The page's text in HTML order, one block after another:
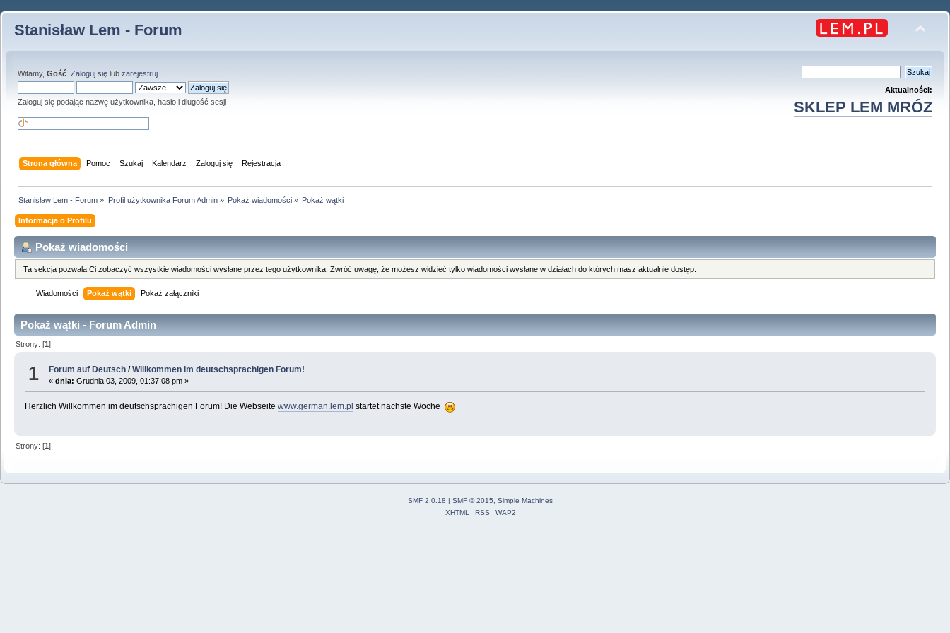
Stanisław Lem - Forum
Witamy, Gość Zaloguj się lub zarejestruj
Zaloguj się podając nazwę użytkownika, hasło i długość sesji
Aktualności:
SKLEP LEM MRÓZ
Strona główna Pomoc Szukaj Kalendarz Zaloguj się Rejestracja
Stanisław Lem - Forum » Profil użytkownika Forum Admin» Pokaż wiadomości» Pokaż wątki
Informacja o Profilu
Pokaż wiadomości
Ta sekcja pozwala Ci zobaczyć wszystkie wiadomości wysłane przez tego użytkownika. Zwróć uwagę, że możesz widzieć tylko wiadomości wysłane w działach do których masz aktualnie dostęp.
Wiadomości Pokaż wątki Pokaż załączniki
Pokaż wątki - Forum Admin
Strony: [1]
1 Forum auf Deutsch /Willkommen im deutschsprachigen Forum!
«dnia: Grudnia 03, 2009, 01:37:08 pm »
Herzlich Willkommen im deutschsprachigen Forum! Die Webseite www.german.lem.pl startet nächste Woche
Strony: [1]
SMF 2.0.18 | SMF © 2015
Simple Machines
XHTML
RSS WAP2